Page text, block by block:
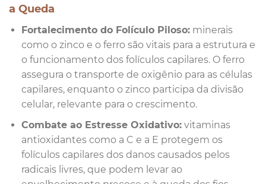
a Queda
Fortalecimento do Folículo Piloso:minerais
como o zinco e o ferro são vitais para a estrutura e
o funcionamento dos folículos capilares. O ferro
assegura o transporte de oxigênio para as células
capilares, enquanto o zinco participa da divisão
celular, relevante para o crescimento.
Combate ao Estresse Oxidativo:vitaminas
antioxidantes como a C e a E protegem os
folículos capilares dos danos causados pelos
radicais livres, que podem levar ao